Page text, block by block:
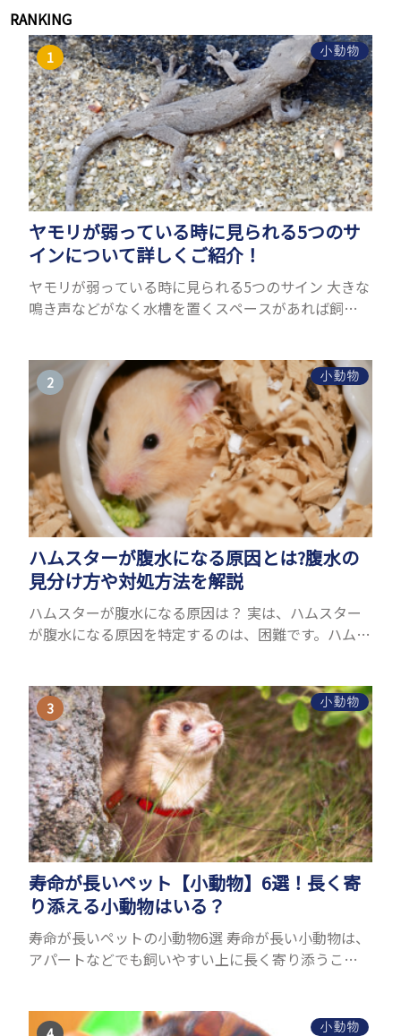
RANKING
小動物
ヤモリが弱っている時に見られる5つのサ
インについて詳しくご紹介！
ヤモリが弱っている時に見られる5つのサイン 大きな
鳴き声などがなく水槽を置くスペースがあれば飼う
でしょうか...
小動物
ハムスターが腹水になる原因とは?腹水の
見分け方や対処方法を解説
ハムスターが腹水になる原因は？ 実は、ハムスター
が腹水になる原因を特定するのは、困難です。ハムス
理由はさま...
小動物
寿命が長いペット【小動物】6選！長く寄
り添える小動物はいる？
寿命が長いペットの小動物6選 寿命が長い小動物は、
アパートなどでも飼いやすい上に長く寄り添うこと
育のポイ...
小動物